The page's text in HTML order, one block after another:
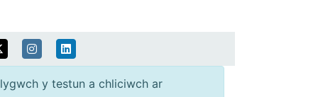
y testun a chliciwch ar